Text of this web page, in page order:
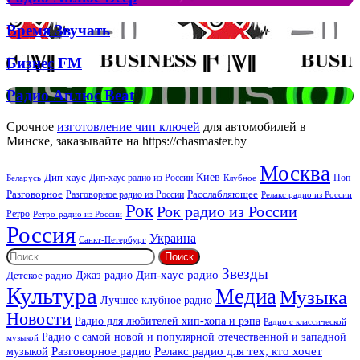
та
Брітні
Спірс
Аплюс
Deep
Время
Звучать
Время Звучать
Бизнес
Бизнес FM
Радио
Аплюс
Beat
Радио Аплюс Beat
Срочное изготовление чип ключей для автомобилей в
Минске, заказывайте на https://chasmaster.by
Беларусь Дип-хаус Дип-хаус радио из России Киев Клубное Москва Поп
Разговорное Разговорное радио из России Расслабляющее Релакс радио из России
Ретро Ретро-радио из России РокРок радио из России
Россия Санкт-Петербург Украина
Найти:
Детское радио Джаз радио Дип-хаус радио Звезды
Культура Лучшее клубное радио МедиаМузыка
Новости Радио для любителей хип-хопа и рэпа Радио с классической
музыкой Радио с самой новой и популярной отечественной и западной
музыкой Разговорное радио Релакс радио для тех, кто хочет